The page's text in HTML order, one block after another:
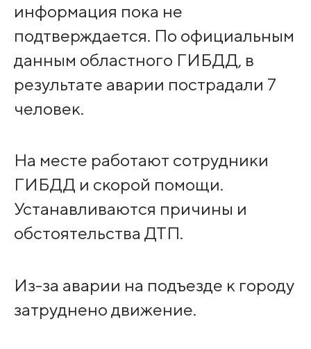
информация пока не
подтверждается. По официальным
данным областного ГИБДД, в
результате аварии пострадали 7
человек.
На месте работают сотрудники
ГИБДД и скорой помощи.
Устанавливаются причины и
обстоятельства ДТП.
Из-за аварии на подъезде к городу
затруднено движение.